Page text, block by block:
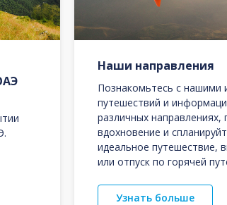
Наши направления
Познакомьтесь с нашими
путешествий и
различных направлениях,
вдохновение и
идеальное путешествие,
или отпуск по горячей
Узнать больше